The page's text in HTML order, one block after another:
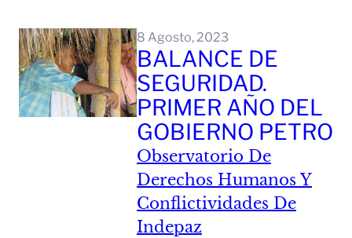
8 Agosto, 2023
BALANCE DE
SEGURIDAD.
PRIMER AÑO DEL
GOBIERNO PETRO
Observatorio De
Derechos Humanos Y
Conflictividades De
Indepaz